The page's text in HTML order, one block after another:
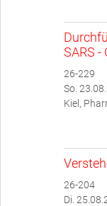
SARS
26-229
So.
Kiel,
26-204
Di.